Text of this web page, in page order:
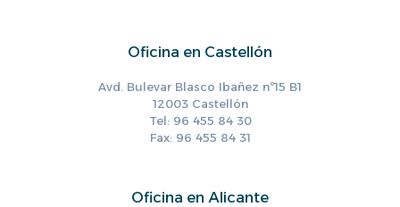
Oficina en Castellón
Avd. Bulevar Blasco Ibañez nº15 B1
12003 Castellón
Tel: 96 455 84 30
Fax: 96 455 84 31
Oficina en Alicante